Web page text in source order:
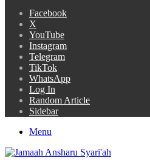
Facebook
X
YouTube
Instagram
Telegram
TikTok
WhatsApp
Log In
Random Article
Sidebar
Menu